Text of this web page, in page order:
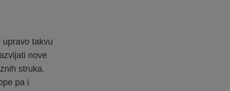
takvu
nove
struka.
pa i